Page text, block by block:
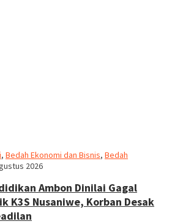
, Bedah Ekonomi dan Bisnis, Bedah
2026
Ambon Dinilai Gagal
K3S Nusaniwe, Korban Desak